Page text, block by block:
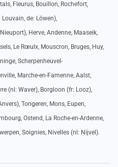
Fleurus, Bouillon, Rochefort,
de: Löwen),
Herve, Andenne, Maaseik,
Le Rœulx, Mouscron, Bruges, Huy,
Scherpenheuvel-
Marche-en-Famenne, Aalst,
(nl: Waver), Borgloon (fr: Looz),
Tongeren, Mons, Eupen,
Ostend, La Roche-en-Ardenne,
Soignies, Nivelles (nl: Nijvel).